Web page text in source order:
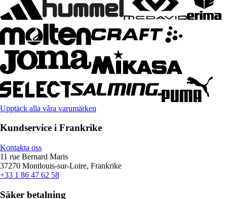
Upptäck alla våra varumärken
Kundservice i Frankrike
Kontakta oss
11 rue Bernard Maris
37270 Montlouis-sur-Loire, Frankrike
+33 1 86 47 62 58
Säker betalning